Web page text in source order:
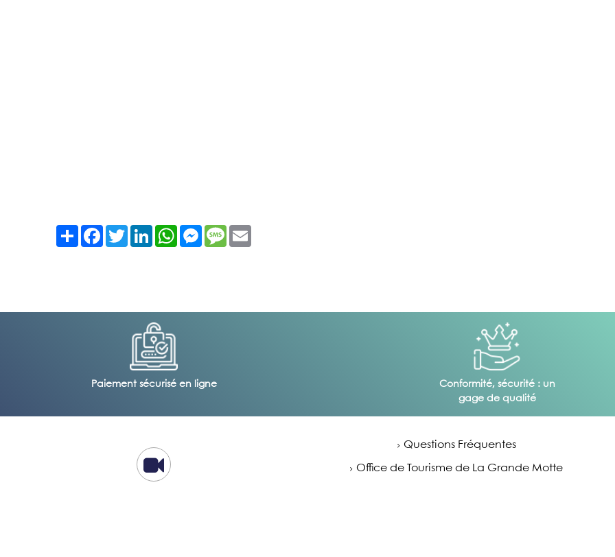
Partager FacebookTwitter LinkedIn WhatsAppMessengerMessage
Paiement sécurisé en ligne
Conformité, sécurité : un
gage de qualité
Questions Fréquentes
Office de Tourisme de La Grande Motte